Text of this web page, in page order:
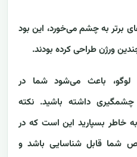
برتر به چشم می‌خورد، این بود
لوگو، باعث می‌شود شما در
داشته باشید. نکته
خاطر بسپارید این است که در
شما قابل شناسایی باشد و